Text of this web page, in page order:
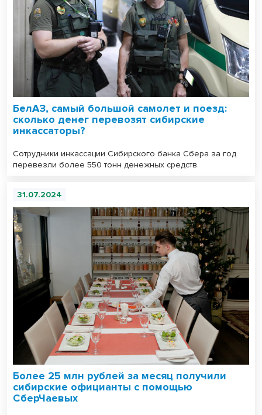
БелАЗ, самый большой самолет и поезд:
сколько денег перевозят сибирские
инкассаторы?
Сотрудники инкассации Сибирского банка Сбера за год
перевезли более 550 тонн денежных средств.
31.07.2024
Более 25 млн рублей за месяц получили
сибирские официанты с помощью
СберЧаевых